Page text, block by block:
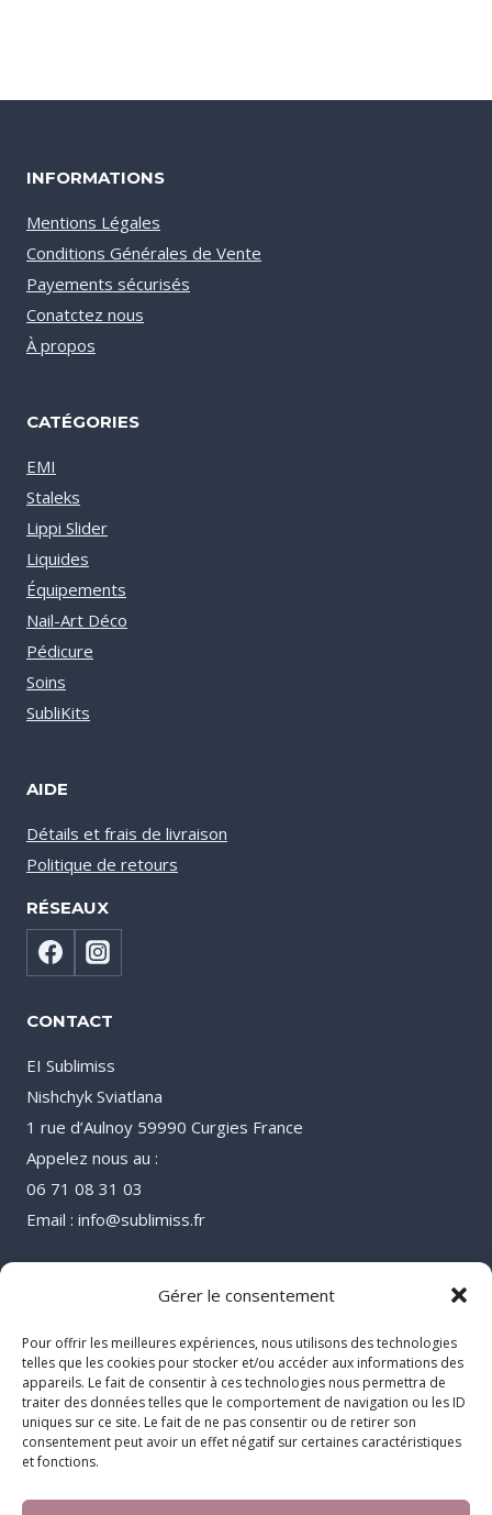
Gérer le consentement
Pour offrir les meilleures expériences, nous utilisons des technologies
telles que les cookies pour stocker et/ou accéder aux informations des
appareils. Le fait de consentir à ces technologies nous permettra de
traiter des données telles que le comportement de navigation ou les ID
uniques sur ce site. Le fait de ne pas consentir ou de retirer son
consentement peut avoir un effet négatif sur certaines caractéristiques
et fonctions.
INFORMATIONS
Mentions Légales
Conditions Générales de Vente
Payements sécurisés
Conatctez nous
À propos
CATÉGORIES
EMI
Staleks
Lippi Slider
Liquides
Équipements
Nail-Art Déco
Pédicure
Soins
SubliKits
AIDE
Détails et frais de livraison
Politique de retours
RÉSEAUX
CONTACT
EI Sublimiss
Nishchyk Sviatlana
1 rue d’Aulnoy 59990 Curgies France
Appelez nous au :
06 71 08 31 03
Email : info@sublimiss.fr